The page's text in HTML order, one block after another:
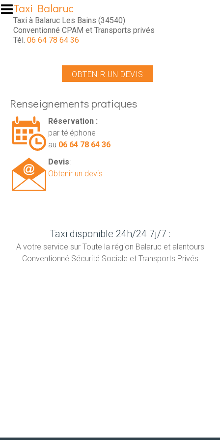
Aller au contenu principal
Taxi Balaruc
Taxi à Balaruc Les Bains (34540)
Conventionné CPAM et Transports privés
Tél.06 64 78 64 36
OBTENIR UN DEVIS
Renseignements pratiques
Réservation :
par téléphone
au 06 64 78 64 36
Devis:
Obtenir un devis
Taxi disponible 24h/24 7j/7 :
A votre service sur Toute la région Balaruc et alentours
Conventionné Sécurité Sociale et Transports Privés